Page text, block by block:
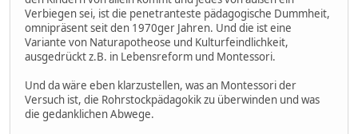
Verbiegen sei, ist die penetranteste pädagogische Dummheit,
omnipräsent seit den 1970ger Jahren. Und die ist eine
Variante von Naturapotheose und Kulturfeindlichkeit,
ausgedrückt z.B. in Lebensreform und Montessori.
Und da wäre eben klarzustellen, was an Montessori der
Versuch ist, die Rohrstockpädagokik zu überwinden und was
die gedanklichen Abwege.